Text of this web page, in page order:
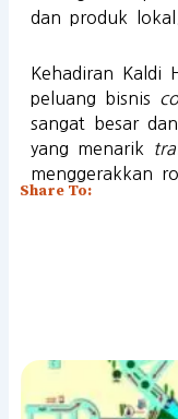
dan produk lokal.
Kehadiran Kaldi
peluang bisnis
sangat besar
yang menarik
menggerakkan
Share To: